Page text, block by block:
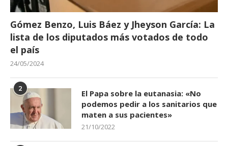
Gómez Benzo, Luis Báez y Jheyson García: La
lista de los diputados más votados de todo
el país
24/05/2024
2
El Papa sobre la eutanasia: «No
podemos pedir a los sanitarios que
maten a sus pacientes»
21/10/2022